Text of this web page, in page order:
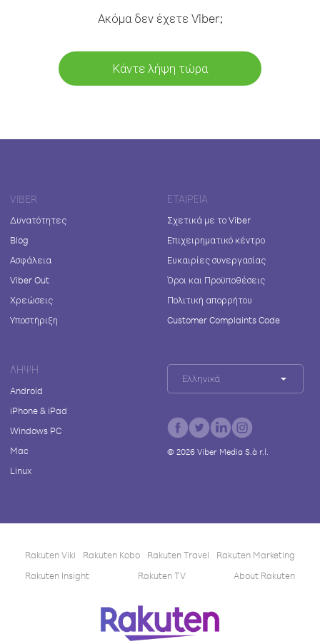
Ακόμα δεν έχετε Viber;
Κάντε λήψη τώρα
VIBER
Δυνατότητες
Blog
Ασφάλεια
Viber Out
Χρεώσεις
Υποστήριξη
ΕΤΑΙΡΕΊΑ
Σχετικά με το Viber
Επιχειρηματικό κέντρο
Ευκαιρίες συνεργασίας
Όροι και Προϋποθέσεις
Πολιτική απορρήτου
Customer Complaints Code
ΛΉΨΗ
Android
iPhone & iPad
Windows PC
Mac
Linux
Ελληνικά
© 2026Viber Media S.à r.l.
Rakuten Viki Rakuten Kobo Rakuten Travel
Rakuten Marketing
Rakuten Insight
Rakuten TV About Rakuten